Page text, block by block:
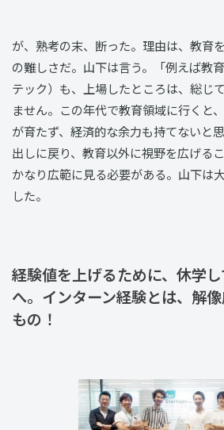
が、熟考の末、断った。理由は、教育
の難しさだ。山下は言う。「例えば教
テック）も、上場したところは、総じ
ません。この年代で教育領域に行くと
が育たず、経済的な余力も持てないと
出しに戻り、教育以外に視野を広げる
かなり広範に見る必要がある。山下は
した。
経験値を上げるために、休学
へ。インターン経験とは、解
もの！